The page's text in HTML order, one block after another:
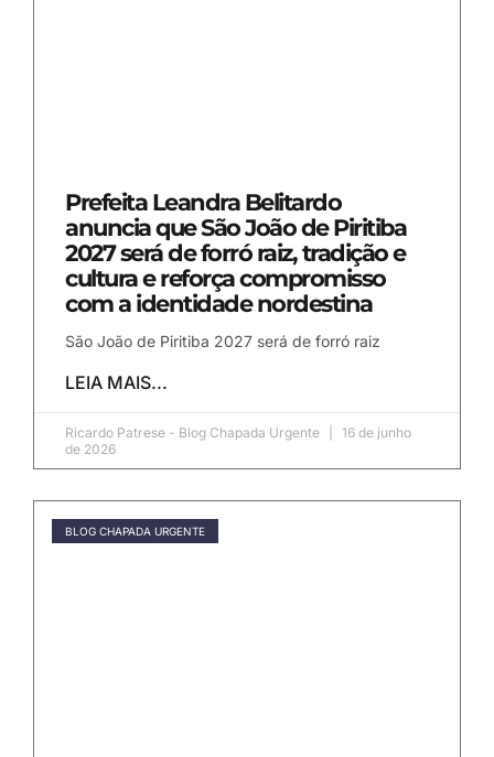
Prefeita Leandra Belitardo
anuncia que São João de Piritiba
2027 será de forró raiz, tradição e
cultura e reforça compromisso
com a identidade nordestina
São João de Piritiba 2027 será de forró raiz
LEIA MAIS...
Ricardo Patrese - Blog Chapada Urgente
16 de junho
de 2026
BLOG CHAPADA URGENTE